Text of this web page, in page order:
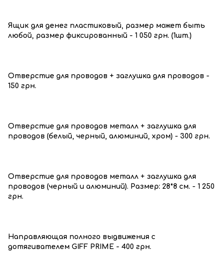
Ящик для денег пластиковый, размер может быть
любой, размер фиксированный - 1 050 грн. (1шт.)
Отверстие для проводов + заглушка для проводов -
150 грн.
Отверстие для проводов металл + заглушка для
проводов (белый, черный, алюминий, хром) - 300 грн.
Отверстие для проводов металл + заглушка для
проводов (черный и алюминий). Размер: 28*8 см. - 1 250
грн.
Направляющая полного выдвижения с
дотягивателем GIFF PRIME - 400 грн.